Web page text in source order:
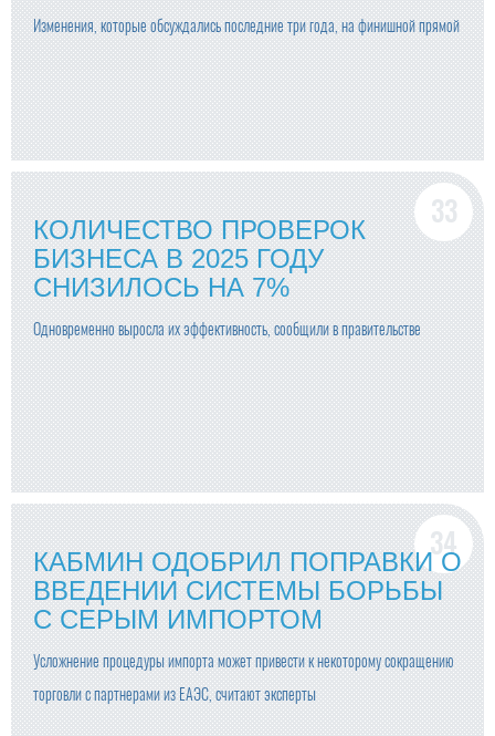
Изменения, которые обсуждались последние три года, на финишной прямой
КОЛИЧЕСТВО ПРОВЕРОК
БИЗНЕСА В 2025 ГОДУ
СНИЗИЛОСЬ НА 7%
Одновременно выросла их эффективность, сообщили в правительстве
КАБМИН ОДОБРИЛ ПОПРАВКИ О
ВВЕДЕНИИ СИСТЕМЫ БОРЬБЫ
С СЕРЫМ ИМПОРТОМ
Усложнение процедуры импорта может привести к некоторому сокращению
торговли с партнерами из ЕАЭС, считают эксперты